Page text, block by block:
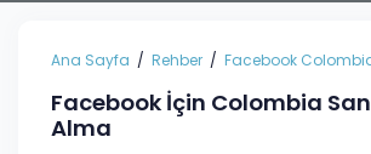
Ana Sayfa Rehber Facebook
Facebook İçin Colombia
Alma